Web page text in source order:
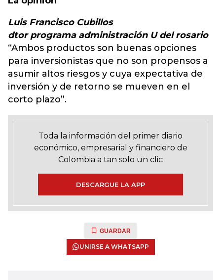
Luis Francisco Cubillos
dtor programa administración U del rosario
“Ambos productos son buenas opciones
para inversionistas que no son propensos a
asumir altos riesgos y cuya expectativa de
inversión y de retorno se mueven en el
corto plazo”.
Toda la información del primer diario
económico, empresarial y financiero de
Colombia a tan solo un clic
DESCARGUE LA APP
GUARDAR
UNIRSE A WHATSAPP